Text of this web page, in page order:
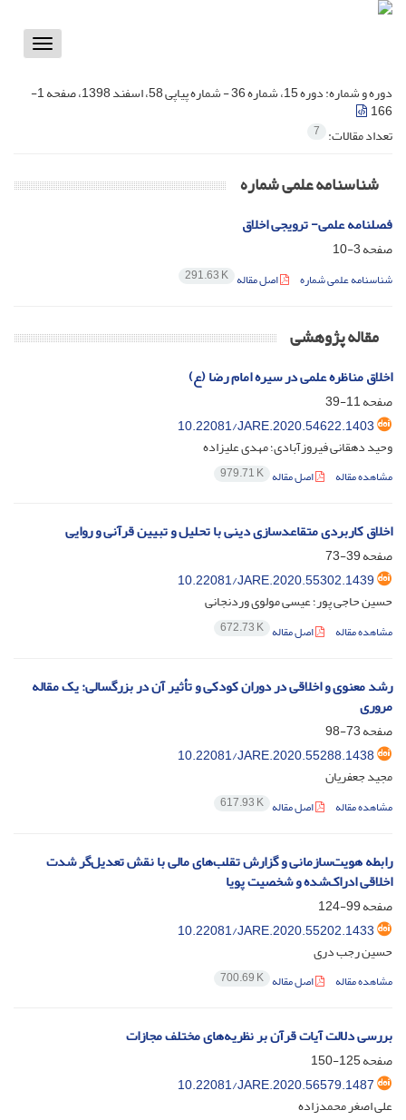
Toggle
دوره و شماره:
دوره 15، شماره 36 - شماره پیاپی 58، اسفند 1398، صفحه 1-
166
تعداد مقالات: 7
شناسنامه علمی شماره
فصلنامه علمی- ترویجی اخلاق
صفحه3-10
شناسنامه علمی شماره اصل مقاله 291.63 K
مقاله پژوهشی
اخلاق مناظره علمی در سیره امام رضا (ع)
صفحه11-39
10.22081/JARE.2020.54622.1403
وحید دهقانی فیروزآبادی؛ مهدی علیزاده
مشاهده مقاله اصل مقاله 979.71 K
اخلاق کاربردی متقاعدسازی دینی با تحلیل و تبیین قرآنی و روایی
صفحه39-73
10.22081/JARE.2020.55302.1439
حسین حاجی پور؛ عیسی مولوی وردنجانی
مشاهده مقاله اصل مقاله 672.73 K
رشد معنوی و اخلاقی در دوران کودکی و تأثیر آن در بزرگسالی: یک مقاله
مروری
صفحه73-98
10.22081/JARE.2020.55288.1438
مجید جعفریان
مشاهده مقاله اصل مقاله 617.93 K
رابطه هویت‌سازمانی و گزارش تقلب‌های مالی با نقش تعدیل‌گر شدت
اخلاقی ادراک‌شده و شخصیت پویا
صفحه99-124
10.22081/JARE.2020.55202.1433
حسین رجب دری
مشاهده مقاله اصل مقاله 700.69 K
بررسی دلالت آیات قرآن بر نظریه‌های مختلف مجازات
صفحه125-150
10.22081/JARE.2020.56579.1487
علی اصغر محمدزاده